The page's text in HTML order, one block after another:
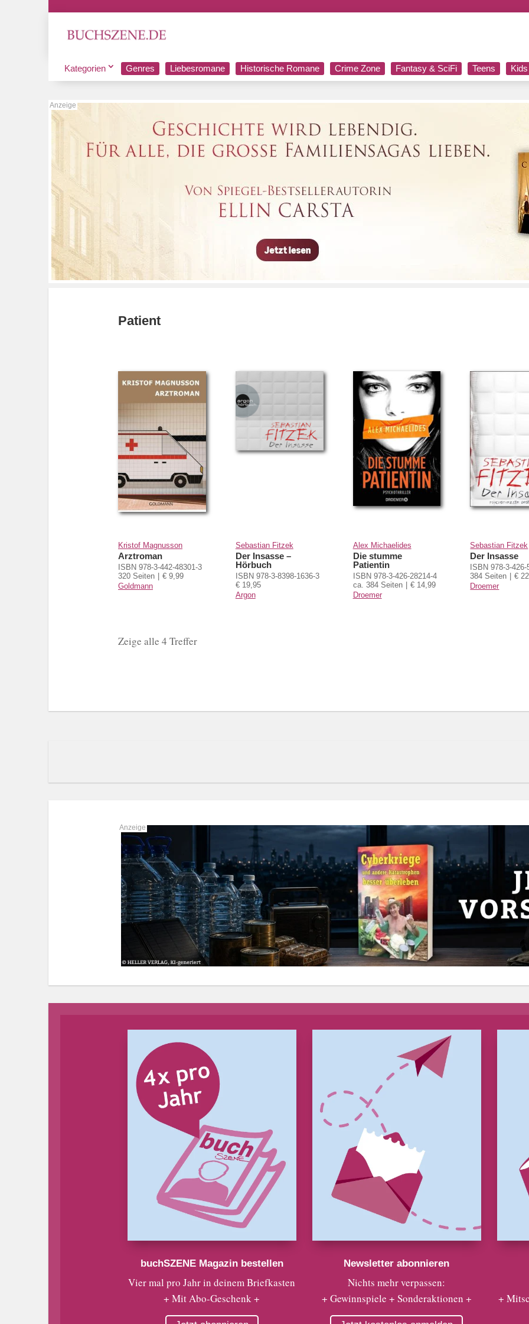
Kategorien Genres Liebesromane Historische Romane Crime Zone Fantasy & SciFi Teens Kids
Patient
Kristof Magnusson
Arztroman
ISBN 978-3-442-48301-3
320 Seiten
€ 9,99
Goldmann
Sebastian Fitzek
Der Insasse –
Hörbuch
ISBN 978-3-8398-1636-3
€ 19,95
Argon
Alex Michaelides
Die stumme
Patientin
ISBN 978-3-426-28214-4
ca. 384 Seiten
€ 14,99
Droemer
Sebastian Fitzek
Der Insasse
ISBN 978-3-426-
384 Seiten
€
Droemer
Zeige alle 4 Treffer
buchSZENE Magazin bestellen
Vier mal pro Jahr in deinem Briefkasten
+ Mit Abo-Geschenk +
Newsletter abonnieren
Nichts mehr verpassen:
+ Gewinnspiele + Sonderaktionen +
+